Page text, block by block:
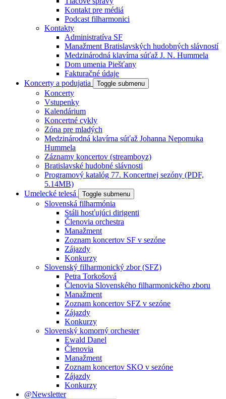
Kontakt pre médiá
Podcast filharmonici
Kontakty
Administratíva SF
Manažment Bratislavských hudobných slávností
Medzinárodná klavírna súťaž J. N. Hummela
Dom umenia Piešťany
Fakturačné údaje
Koncerty a podujatia
Toggle submenu
Koncerty
Vstupenky
Kalendárium
Koncertné cykly
Zóna pre mladých
Medzinárodná klavírna súťaž Johanna Nepomuka
Hummela
Záznamy koncertov (streamboyz)
Bratislavské hudobné slávnosti
Programový katalóg 77. Koncertnej sezóny (PDF,
5.14MB)
Umelecké telesá
Toggle submenu
Slovenská filharmónia
Stáli hosťujúci dirigenti
Členovia orchestra
Manažment
Zoznam koncertov SF v sezóne
Zájazdy
Konkurzy
Slovenský filharmonický zbor (SFZ)
Petra Torkošová
Členovia Slovenského filharmonického zboru
Manažment
Zoznam koncertov SFZ v sezóne
Zájazdy
Konkurzy
Slovenský komorný orchester
Ewald Danel
Členovia
Manažment
Zoznam koncertov SKO v sezóne
Zájazdy
Konkurzy
@Newsletter